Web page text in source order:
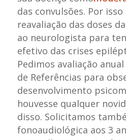
das convulsões. Por
reavaliação das doses
ao neurologista para
efetivo das crises
Pedimos avaliação
de Referências para
desenvolvimento
houvesse qualquer
disso. Solicitamos
fonoaudiológica aos 3